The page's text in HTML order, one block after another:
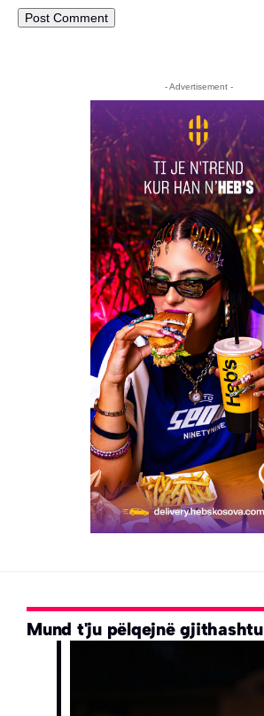
- Advertisement -
Mund t'ju pëlqejnë gjithashtu